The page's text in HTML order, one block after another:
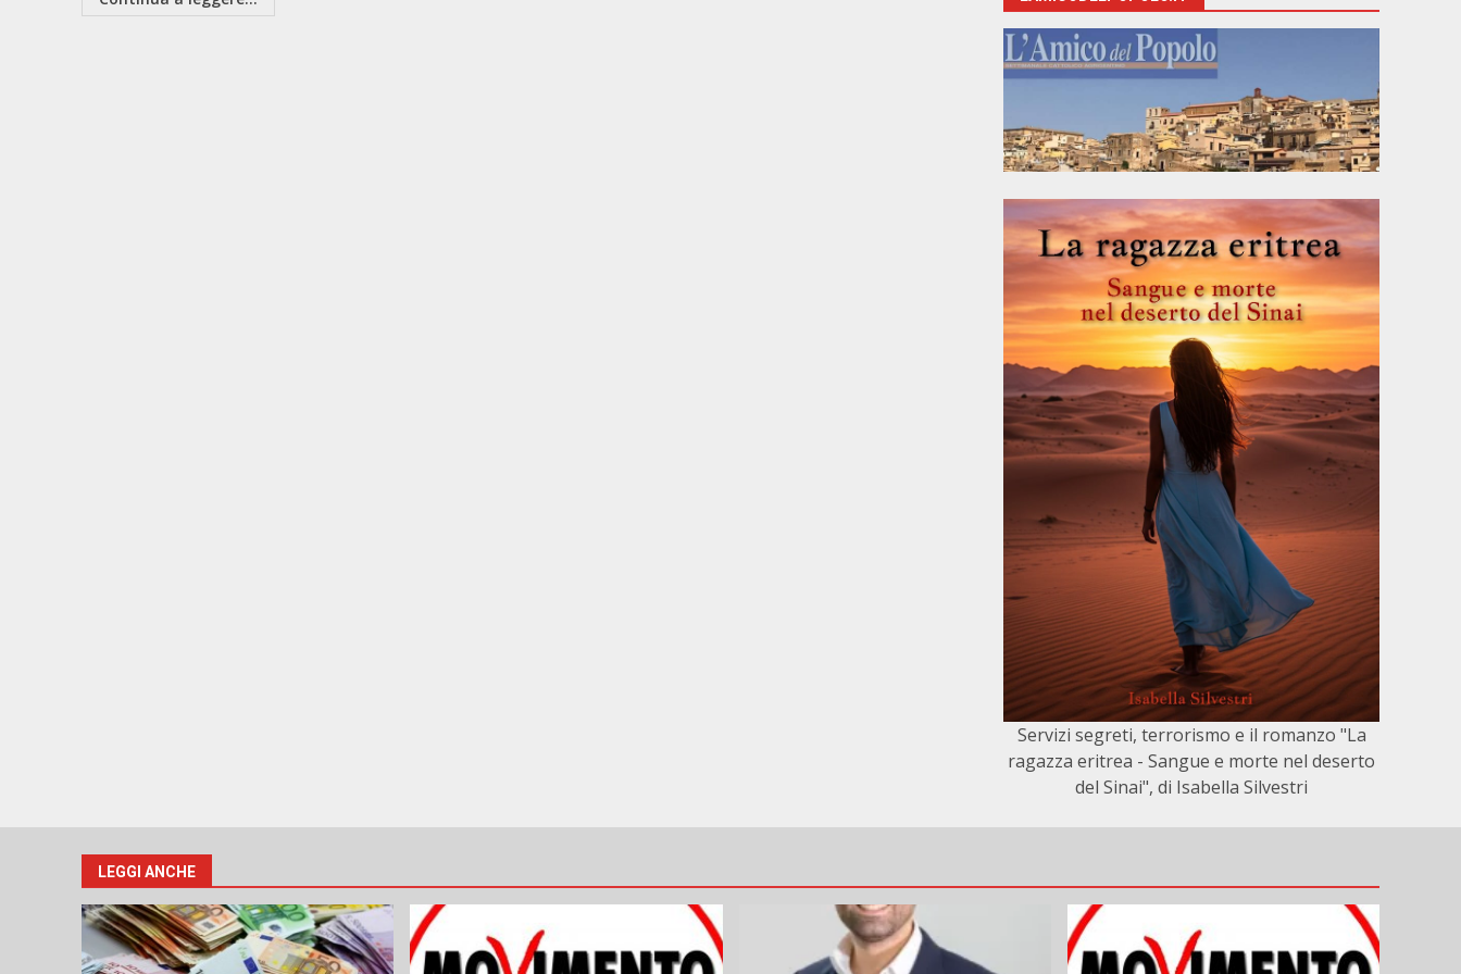
Servizi segreti, terrorismo e il romanzo "La
ragazza eritrea - Sangue e morte nel deserto
del Sinai", di Isabella Silvestri
LEGGI ANCHE